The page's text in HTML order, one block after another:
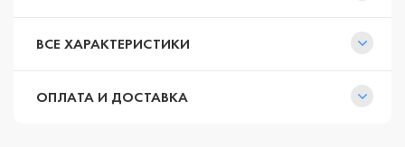
ВСЕ ХАРАКТЕРИСТИКИ
ОПЛАТА И ДОСТАВКА